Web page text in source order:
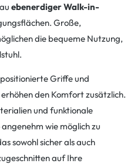
ebenerdiger Walk-in-
Große,
die bequeme Nutzung,
Griffe und
den Komfort zusätzlich.
und funktionale
wie möglich zu
sowohl sicher als auch
auf Ihre